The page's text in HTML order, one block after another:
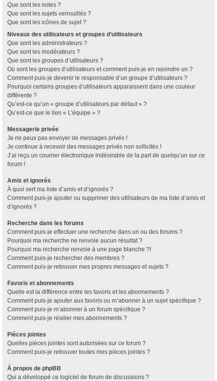
Que sont les notes ?
Que sont les sujets verrouillés ?
Que sont les icônes de sujet ?
Niveaux des utilisateurs et groupes d’utilisateurs
Que sont les administrateurs ?
Que sont les modérateurs ?
Que sont les groupes d’utilisateurs ?
Où sont les groupes d’utilisateurs et comment puis-je en rejoindre un ?
Comment puis-je devenir le responsable d’un groupe d’utilisateurs ?
Pourquoi certains groupes d’utilisateurs apparaissent dans une couleur
différente ?
Qu’est-ce qu’un « groupe d’utilisateurs par défaut » ?
Qu’est-ce que le lien « L’équipe » ?
Messagerie privée
Je ne peux pas envoyer de messages privés !
Je continue à recevoir des messages privés non sollicités !
J’ai reçu un courrier électronique indésirable de la part de quelqu’un sur ce
forum !
Amis et ignorés
À quoi sert ma liste d’amis et d’ignorés ?
Comment puis-je ajouter ou supprimer des utilisateurs de ma liste d’amis et
d’ignorés ?
Recherche dans les forums
Comment puis-je effectuer une recherche dans un ou des forums ?
Pourquoi ma recherche ne renvoie aucun résultat ?
Pourquoi ma recherche renvoie à une page blanche ?!
Comment puis-je rechercher des membres ?
Comment puis-je retrouver mes propres messages et sujets ?
Favoris et abonnements
Quelle est la différence entre les favoris et les abonnements ?
Comment puis-je ajouter aux favoris ou m’abonner à un sujet spécifique ?
Comment puis-je m’abonner à un forum spécifique ?
Comment puis-je résilier mes abonnements ?
Pièces jointes
Quelles pièces jointes sont autorisées sur ce forum ?
Comment puis-je retrouver toutes mes pièces jointes ?
À propos de phpBB
Qui a développé ce logiciel de forum de discussions ?